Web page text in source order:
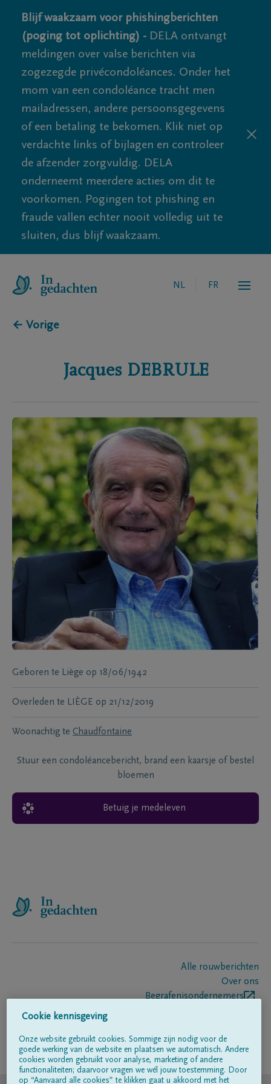
Blijf waakzaam voor phishingberichten
(poging tot oplichting) - DELA ontvangt
meldingen over valse berichten via
zogezegde privécondoléances. Onder het
mom van een condoléance tracht men
mailadressen, andere persoonsgegevens
of een betaling te bekomen. Klik niet op
verdachte links of bijlagen en controleer
de afzender zorgvuldig. DELA
onderneemt meerdere acties om dit te
voorkomen. Pogingen tot phishing en
fraude vallen echter nooit volledig uit te
sluiten, dus blijf waakzaam.
NL FR
← Vorige
Jacques DEBRULE
Geboren te Liège op 18/06/1942
Overleden te LIÈGE op 21/12/2019
Woonachtig te Chaudfontaine
Stuur een condoléancebericht, brand een kaarsje of bestel
bloemen
Betuig je medeleven
Alle rouwberichten
Over ons
Begrafenisondernemers
Volg ons op
Cookie kennisgeving
Onze website gebruikt cookies. Sommige zijn nodig voor de
goede werking van de website en plaatsen we automatisch. Andere
cookies worden gebruikt voor analyse, marketing of andere
functionaliteiten; daarvoor vragen we wél jouw toestemming. Door
op “Aanvaard alle cookies” te klikken gaat u akkoord met het